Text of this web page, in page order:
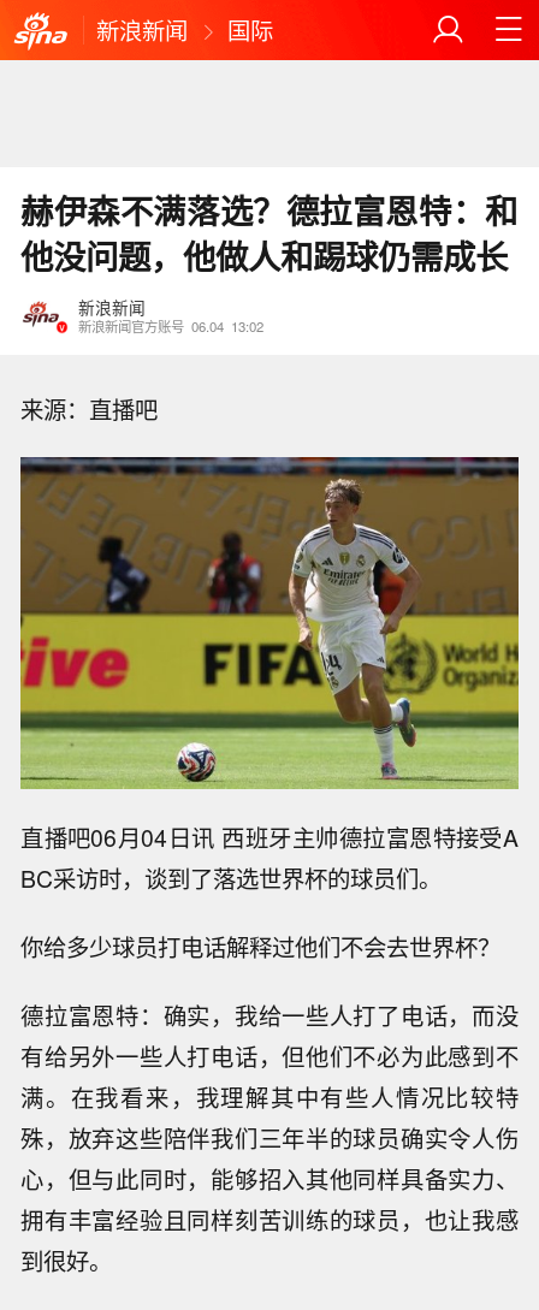
新浪新闻 国际
赫伊森不满落选？德拉富恩特：和
他没问题，他做人和踢球仍需成长
新浪新闻
新浪新闻官方账号 06.04 13:02
来源：直播吧
直播吧06月04日讯 西班牙主帅德拉富恩特接受A
BC采访时，谈到了落选世界杯的球员们。
你给多少球员打电话解释过他们不会去世界杯？
德拉富恩特：确实，我给一些人打了电话，而没
有给另外一些人打电话，但他们不必为此感到不
满。在我看来，我理解其中有些人情况比较特
殊，放弃这些陪伴我们三年半的球员确实令人伤
心，但与此同时，能够招入其他同样具备实力、
拥有丰富经验且同样刻苦训练的球员，也让我感
到很好。